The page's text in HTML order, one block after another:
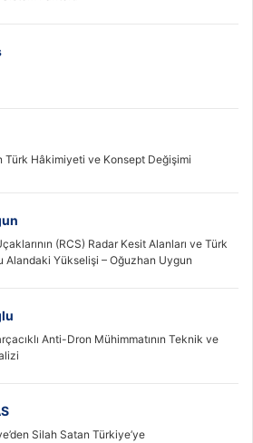
Türk Hâkimiyeti ve Konsept Değişimi
(RCS) Radar Kesit Alanları ve Türk
Alandaki Yükselişi – Oğuzhan Uygun
Anti-Dron Mühimmatının Teknik ve
Silah Satan Türkiye’ye